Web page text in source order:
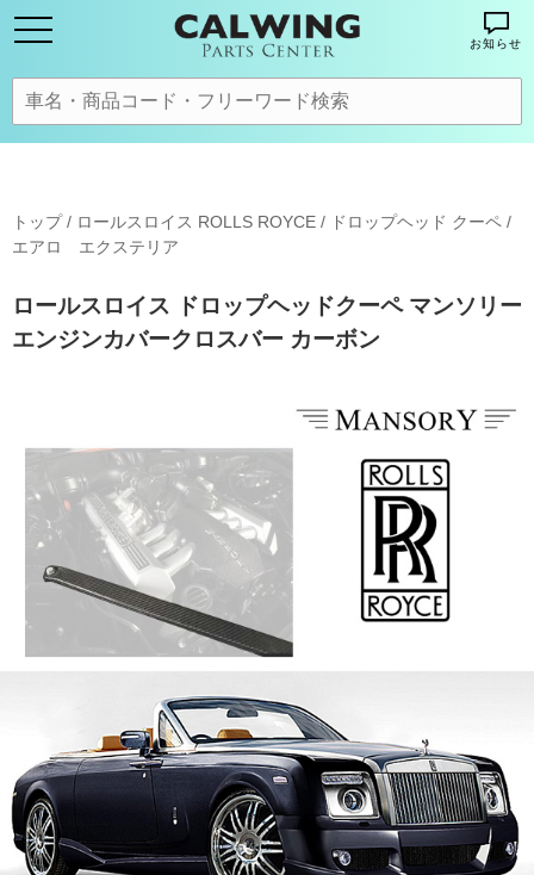
お知らせ
トップ/ ロールスロイス ROLLS ROYCE / ドロップヘッド クーペ /
エアロ エクステリア
ロールスロイス ドロップヘッドクーペ マンソリー
エンジンカバークロスバー カーボン